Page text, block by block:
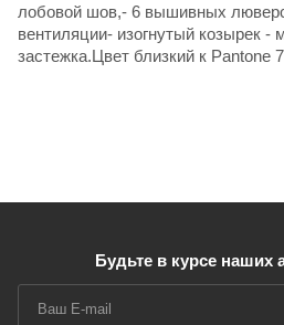
лобовой шов,- 6 вышивных
вентиляции- изогнутый козырек -
застежка.Цвет близкий к Pantone
Будьте в курсе наших